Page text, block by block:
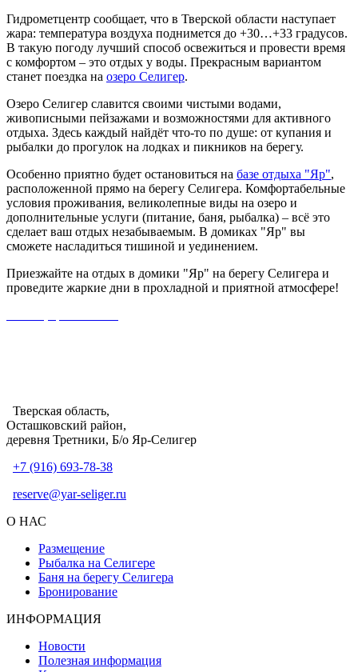
Гидрометцентр сообщает, что в Тверской области наступает
жара: температура воздуха поднимется до +30…+33 градусов.
В такую погоду лучший способ освежиться и провести время
с комфортом – это отдых у воды. Прекрасным вариантом
станет поездка на озеро Селигер.
Озеро Селигер славится своими чистыми водами,
живописными пейзажами и возможностями для активного
отдыха. Здесь каждый найдёт что-то по душе: от купания и
рыбалки до прогулок на лодках и пикников на берегу.
Особенно приятно будет остановиться на базе отдыха "Яр",
расположенной прямо на берегу Селигера. Комфортабельные
условия проживания, великолепные виды на озеро и
дополнительные услуги (питание, баня, рыбалка) – всё это
сделает ваш отдых незабываемым. В домиках "Яр" вы
сможете насладиться тишиной и уединением.
Приезжайте на отдых в домики "Яр" на берегу Селигера и
проведите жаркие дни в прохладной и приятной атмосфере!
Тверская область,
Осташковский район,
деревня Третники, Б/о Яр-Селигер
+7 (916) 693-78-38
reserve@yar-seliger.ru
О НАС
Размещение
Рыбалка на Селигере
Баня на берегу Селигера
Бронирование
ИНФОРМАЦИЯ
Новости
Полезная информация